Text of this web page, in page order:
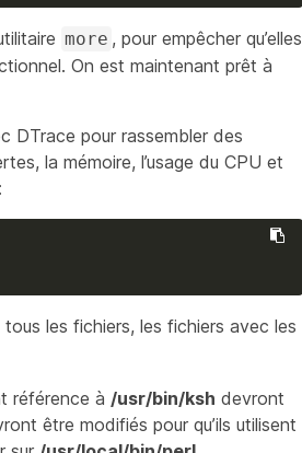
more , pour empêcher qu’elles
On est maintenant prêt à
DTrace pour rassembler des
la mémoire, l’usage du CPU et
les fichiers, les fichiers avec les
référence à /usr/bin/ksh devront
être modifiés pour qu’ils utilisent